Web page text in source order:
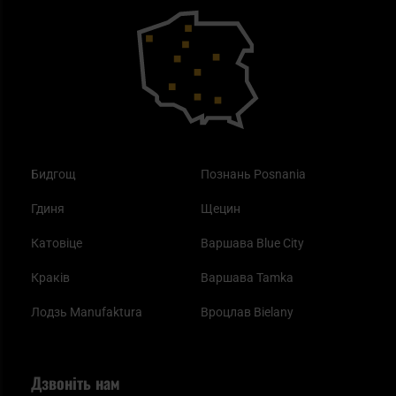
Бидгощ
Гдиня
Катовіце
Краків
Лодзь Manufaktura
Познань Posnania
Щецин
Варшава Blue City
Варшава Tamka
Вроцлав Bielany
Як працює маска від смогу?
Найкращі спальні мішки на осінь
Дзвоніть нам